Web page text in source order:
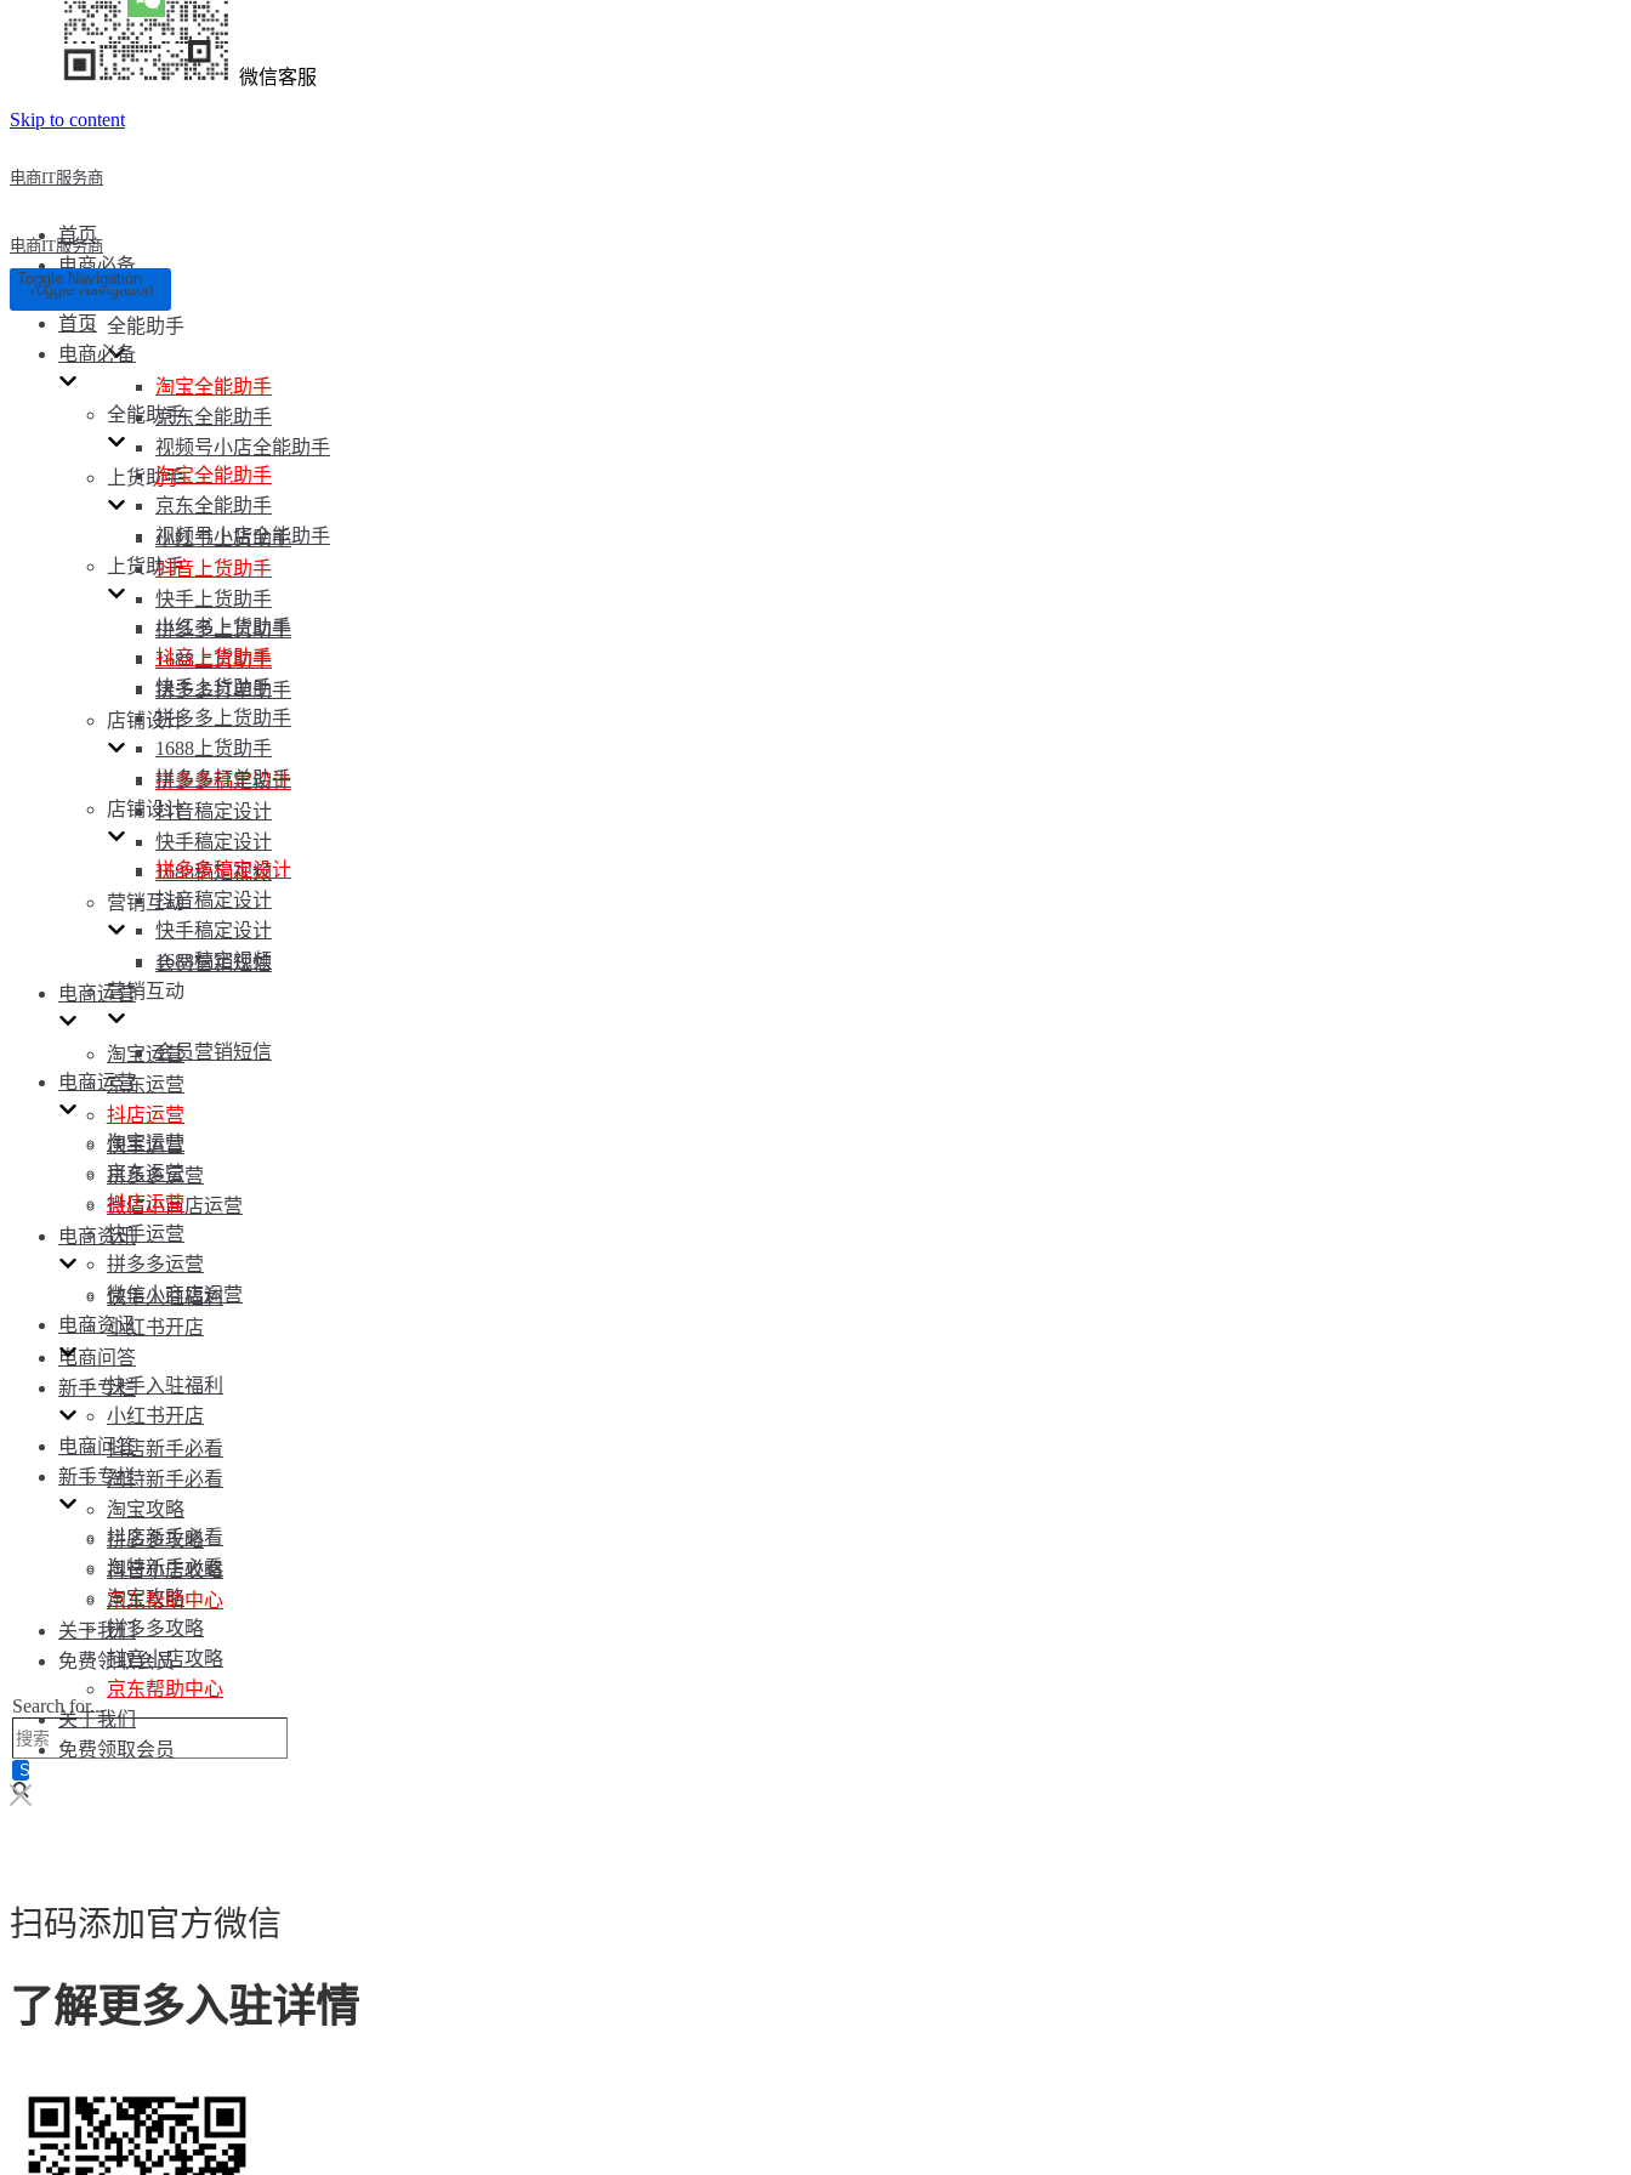
微信客服
Skip to content
电商IT服务商
首页
电商必备
全能助手
淘宝全能助手
京东全能助手
视频号小店全能助手
上货助手
小红书上货助手
抖音上货助手
快手上货助手
拼多多上货助手
1688上货助手
拼多多打单助手
店铺设计
拼多多稿定设计
抖音稿定设计
快手稿定设计
1688稿定视频
营销互动
会员营销短信
电商运营
淘宝运营
京东运营
抖店运营
快手运营
拼多多运营
微信小商店运营
电商资讯
快手入驻福利
小红书开店
电商问答
新手专栏
抖店新手必看
淘特新手必看
淘宝攻略
拼多多攻略
抖音小店攻略
京东帮助中心
关于我们
免费领取会员
Search for...
电商IT服务商
Toggle Navigation
Toggle Navigation
首页
电商必备
全能助手
淘宝全能助手
京东全能助手
视频号小店全能助手
上货助手
小红书上货助手
抖音上货助手
快手上货助手
拼多多上货助手
1688上货助手
拼多多打单助手
店铺设计
拼多多稿定设计
抖音稿定设计
快手稿定设计
1688稿定视频
营销互动
会员营销短信
电商运营
淘宝运营
京东运营
抖店运营
快手运营
拼多多运营
微信小商店运营
电商资讯
快手入驻福利
小红书开店
电商问答
新手专栏
抖店新手必看
淘特新手必看
淘宝攻略
拼多多攻略
抖音小店攻略
京东帮助中心
关于我们
免费领取会员
扫码添加官方微信
了解更多入驻详情